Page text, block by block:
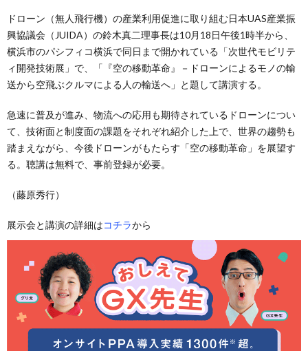
ドローン（無人飛行機）の産業利用促進に取り組む日本UAS産業振
興協議会（JUIDA）の鈴木真二理事長は10月18日午後1時半から、
横浜市のパシフィコ横浜で同日まで開かれている「次世代モビリテ
ィ開発技術展」で、「『空の移動革命』－ドローンによるモノの輸
送から空飛ぶクルマによる人の輸送へ」と題して講演する。
急速に普及が進み、物流への応用も期待されているドローンについ
て、技術面と制度面の課題をそれぞれ紹介した上で、世界の趨勢も
踏まえながら、今後ドローンがもたらす「空の移動革命」を展望す
る。聴講は無料で、事前登録が必要。
（藤原秀行）
展示会と講演の詳細はコチラから